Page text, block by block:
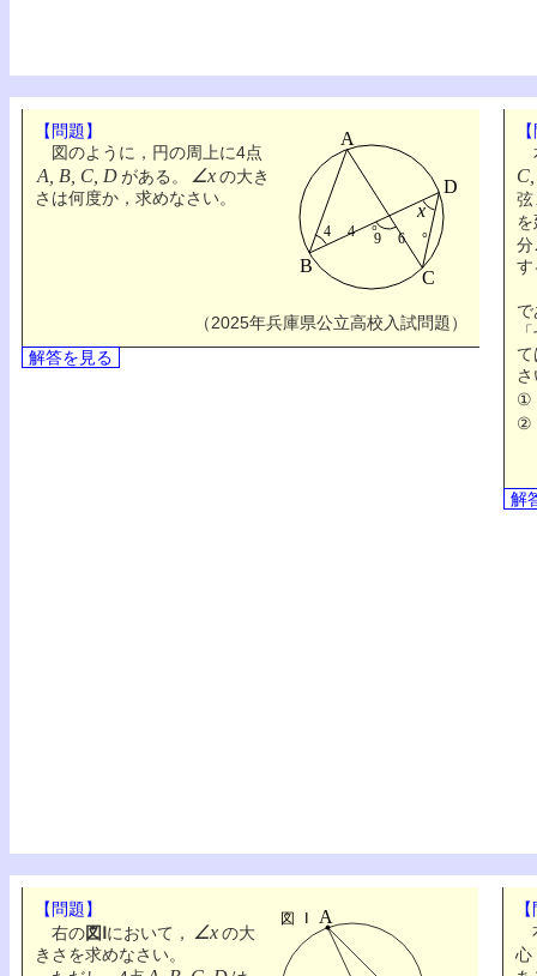
【問題】
図のように，円の周上に4点
A, B, C, Dがある。 ∠xの大き
さは何度か，求めなさい。
（2025年兵庫県公立高校入試問題）
解答を見る
弦
分
す
解
【問題】
右の図Ⅰにおいて， ∠xの大
きさを求めなさい。
心